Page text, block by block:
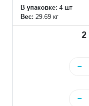
В упаковке: 4 шт
Вес: 29.69 кг
2
−
−